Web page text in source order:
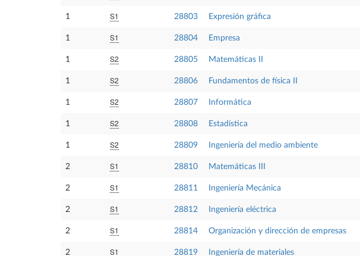
1 S1 28803 Expresión gráfica
1 S1 28804 Empresa
1 S2 28805 Matemáticas II
1 S2 28806 Fundamentos de física II
1 S2 28807 Informática
1 S2 28808 Estadística
1 S2 28809 Ingeniería del medio ambiente
2 S1 28810 Matemáticas III
2 S1 28811 Ingeniería Mecánica
2 S1 28812 Ingeniería eléctrica
2 S1 28814 Organización y dirección de empresas
2 S1 28819 Ingeniería de materiales